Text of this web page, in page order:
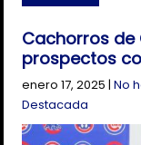
Cachorros
prospectos
enero 17, 2025 |No
Destacada